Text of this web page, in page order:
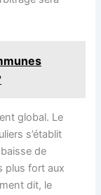
global. Le
s’établit
de
plus fort aux
dit, le